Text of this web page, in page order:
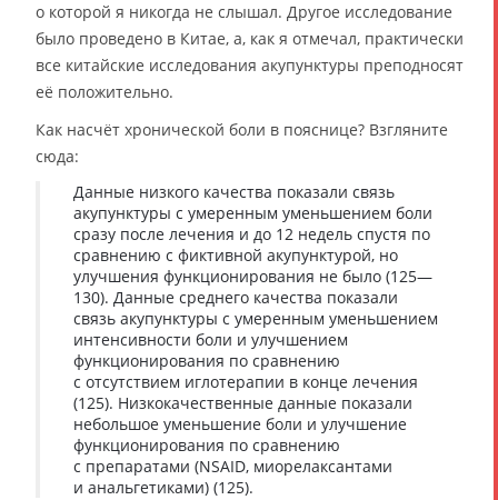
о которой я никогда не слышал. Другое исследование
было проведено в Китае, а, как я отмечал, практически
все китайские исследования акупунктуры преподносят
её положительно.
Как насчёт хронической боли в пояснице? Взгляните
сюда:
Данные низкого качества показали связь
акупунктуры с умеренным уменьшением боли
сразу после лечения и до 12 недель спустя по
сравнению с фиктивной акупунктурой, но
улучшения функционирования не было (125—
130). Данные среднего качества показали
связь акупунктуры с умеренным уменьшением
интенсивности боли и улучшением
функционирования по сравнению
с отсутствием иглотерапии в конце лечения
(125). Низкокачественные данные показали
небольшое уменьшение боли и улучшение
функционирования по сравнению
с препаратами (NSAID, миорелаксантами
и анальгетиками) (125).